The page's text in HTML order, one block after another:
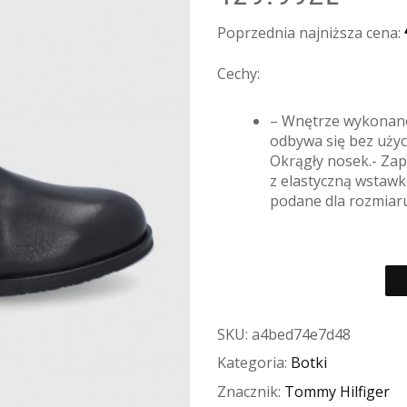
CENA
669.99ZŁ.
Poprzednia najniższa cena:
Cechy:
– Wnętrze
odbywa się bez
Okrągły nosek.-
z elastyczną
podane dla
SKU: a4bed74e7d48
Kategoria: Botki
Znacznik: Tommy Hilfiger